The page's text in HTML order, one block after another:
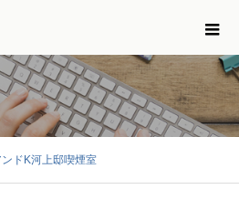
ンドK河上邸喫煙室